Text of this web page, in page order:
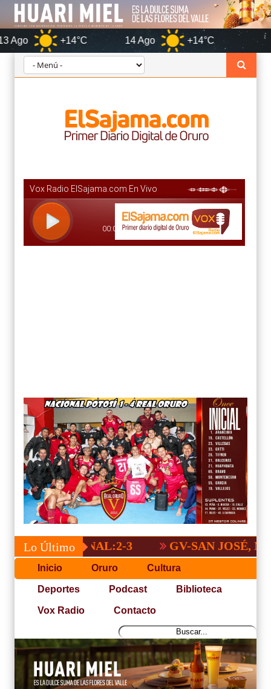
+14°C 14 Ago +14°C Oruro
Lo Último
NACIONAL:2-3 GV-SAN JOSÉ, NO
Inicio Oruro Cultura
Deportes Podcast Biblioteca
Vox Radio Contacto